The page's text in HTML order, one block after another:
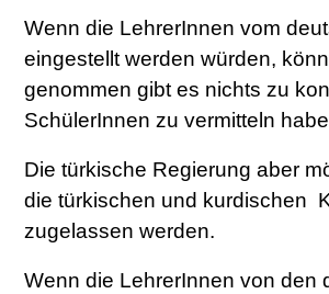
Wenn die LehrerInnen vom
eingestellt werden würden,
genommen gibt es nichts zu
SchülerInnen zu vermitteln
Die türkische Regierung aber
die türkischen und kurdischen
zugelassen werden.
Wenn die LehrerInnen von den